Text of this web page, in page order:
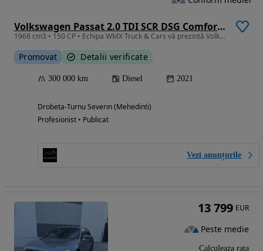
Volkswagen Passat 2.0 TDI SCR DSG Comfortline
1968 cm3 • 150 CP • Echipa WMX Truck & Cars vă prezintă Volkswagen Passat Variant (B8 Face
Promovat Detalii verificate
300 000 km Diesel 2021
Drobeta-Turnu Severin (Mehedinti)
Profesionist • Publicat
Vezi anunțurile
13 799 EUR
Peste medie
Calculeaza rata